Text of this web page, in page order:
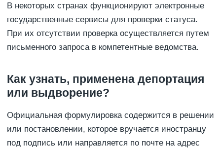
В некоторых странах функционируют электронные
государственные сервисы для проверки статуса.
При их отсутствии проверка осуществляется путем
письменного запроса в компетентные ведомства.
Как узнать, применена депортация
или выдворение?
Официальная формулировка содержится в решении
или постановлении, которое вручается иностранцу
под подпись или направляется по почте на адрес